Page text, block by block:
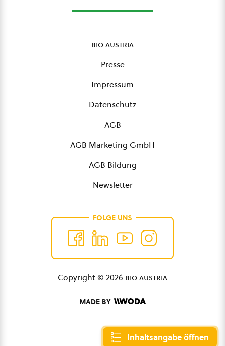
Inhaltsangabe öffnen
bio austria
Presse
Impressum
Datenschutz
AGB
AGB Marketing GmbH
AGB Bildung
Newsletter
FOLGE UNS
Copyright © 2026 bio austria
MADE BY